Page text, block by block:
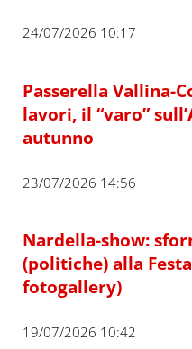
24/07/2026 10:17
Passerella Vallina-
lavori, il “varo”
autunno
23/07/2026 14:56
Nardella-show:
(politiche) alla
fotogallery)
19/07/2026 10:42